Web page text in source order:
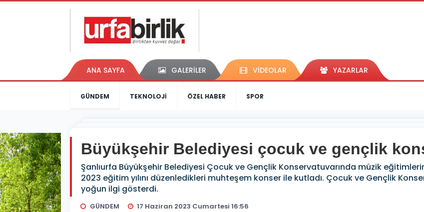
ANA SAYFA GALERİLER VİDEOLAR YAZARLAR
GÜNDEM TEKNOLOJİ ÖZEL HABER SPOR
Büyükşehir Belediyesi çocuk ve gençlik
Şanlıurfa Büyükşehir Belediyesi Çocuk ve Gençlik Konservatuvarında müzik
2023 eğitim yılını düzenledikleri muhteşem konser ile kutladı. Çocuk ve Gençlik
yoğun ilgi gösterdi.
GÜNDEM 17 Haziran 2023 Cumartesi 16:56